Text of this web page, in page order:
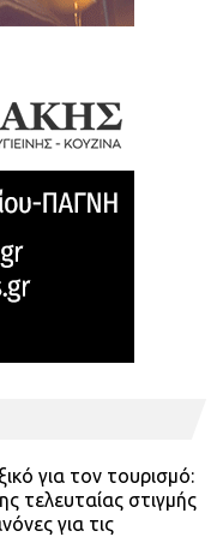
για τον τουρισμό:
τελευταίας στιγμής
για τις